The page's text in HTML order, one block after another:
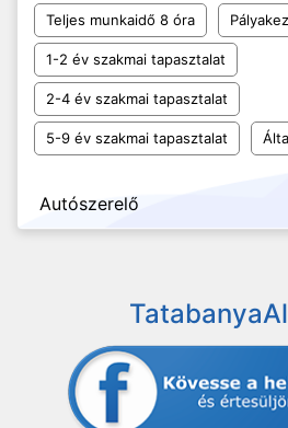
Teljes munkaidő 8 óra
1-2 év szakmai tapasztalat
2-4 év szakmai tapasztalat
5-9 év szakmai tapasztalat
Autószerelő